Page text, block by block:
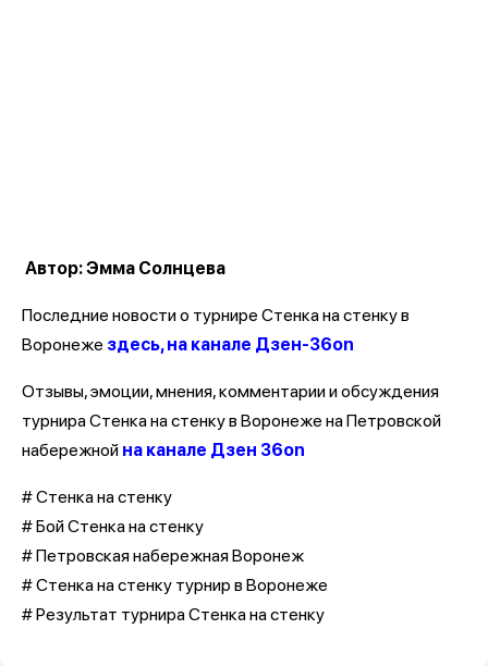
Автор: Эмма Солнцева
Последние новости о турнире Стенка на стенку в
Воронеже здесь, на канале Дзен-36on
Отзывы, эмоции, мнения, комментарии и обсуждения
турнира Стенка на стенку в Воронеже на Петровской
набережной на канале Дзен 36on
# Стенка на стенку
# Бой Стенка на стенку
# Петровская набережная Воронеж
# Стенка на стенку турнир в Воронеже
# Результат турнира Стенка на стенку